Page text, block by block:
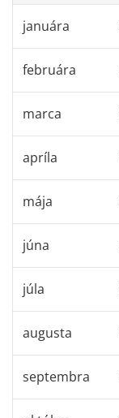
januára
februára
marca
apríla
mája
júna
júla
augusta
septembra